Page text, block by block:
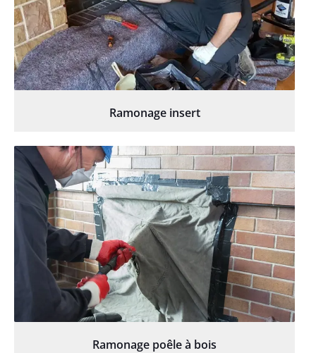
Ramonage insert
Ramonage poêle à bois